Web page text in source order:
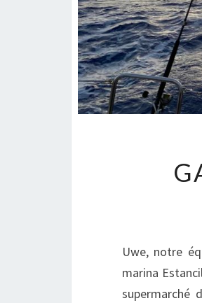
Uwe, notre
marina
supermarché